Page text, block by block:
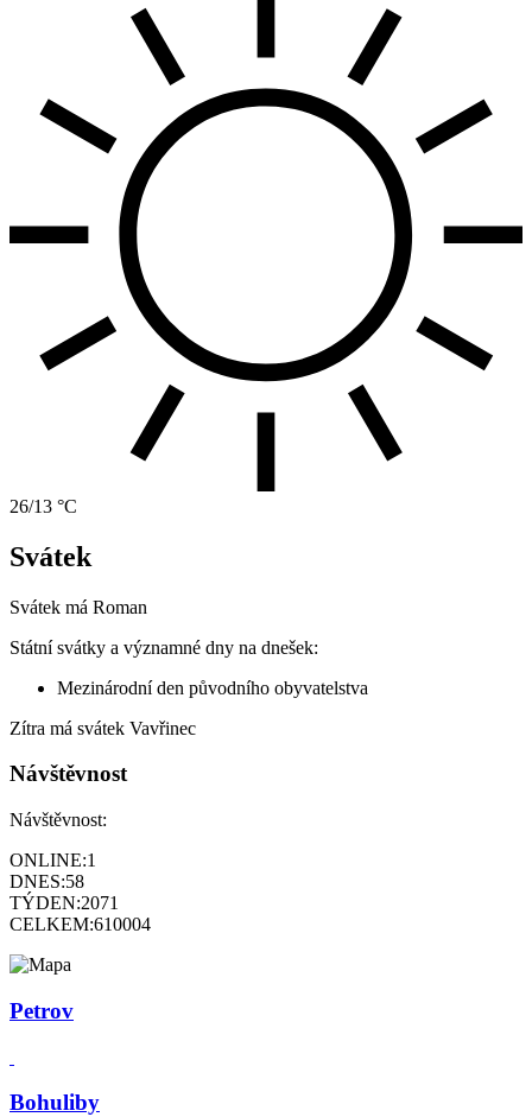
26/13 °C
Svátek
Svátek má Roman
Státní svátky a významné dny na dnešek:
Mezinárodní den původního obyvatelstva
Zítra má svátek Vavřinec
Návštěvnost
Návštěvnost:
ONLINE:1
DNES:58
TÝDEN:2071
CELKEM:610004
Petrov
Bohuliby